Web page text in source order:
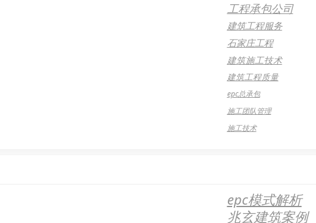
工程承包公司
建筑工程服务
石家庄工程
建筑施工技术
建筑工程质量
epc总承包
施工团队管理
施工技术
epc模式解析
兆玄建筑案例